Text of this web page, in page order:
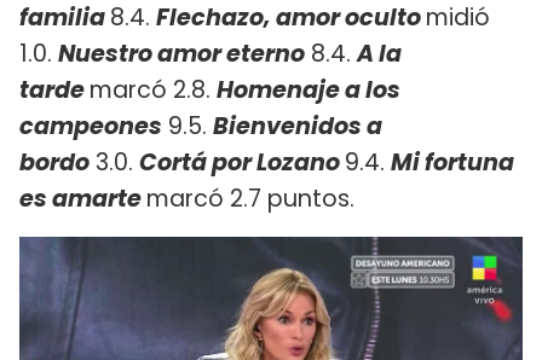
familia8.4. Flechazo, amor ocultomidió
1.0. Nuestro amor eterno 8.4.A la
tardemarcó 2.8. Homenaje a los
campeones 9.5. Bienvenidos a
bordo 3.0. Cortá por Lozano9.4. Mi fortuna
es amartemarcó 2.7 puntos.